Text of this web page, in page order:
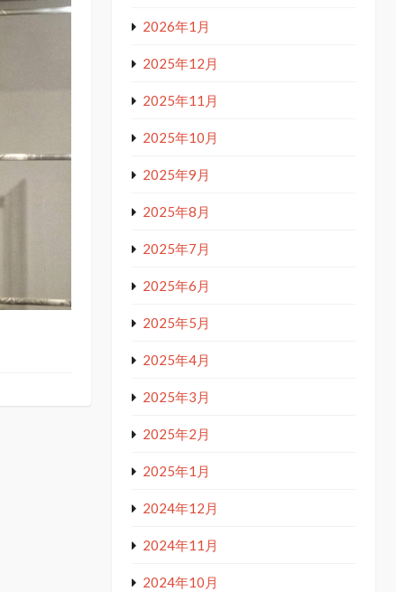
2026年1月
2025年12月
2025年11月
2025年10月
2025年9月
2025年8月
2025年7月
2025年6月
2025年5月
2025年4月
2025年3月
2025年2月
2025年1月
2024年12月
2024年11月
2024年10月